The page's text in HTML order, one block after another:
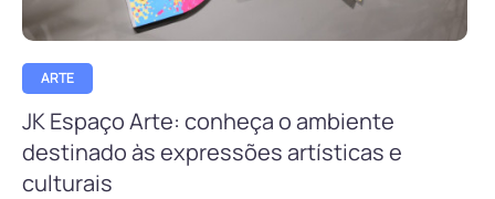
ARTE
JK Espaço Arte: conheça o ambiente
destinado às expressões artísticas e
culturais